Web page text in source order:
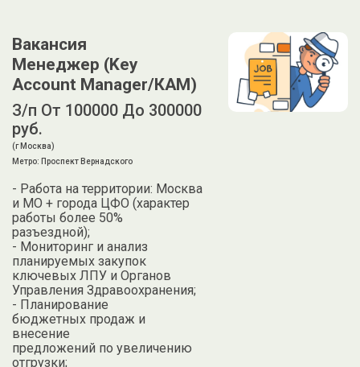
Вакансия
Менеджер (Key
Account Manager/КАМ)
З/п От 100000 До 300000
руб.
(г Москва)
Метро: Проспект Вернадского
- Работа на территории: Москва
и МО + города ЦФО (характер
работы более 50%
разъездной);
- Мониторинг и анализ
планируемых закупок
ключевых ЛПУ и Органов
Управления Здравоохранения;
- Планирование
бюджетных продаж и
внесение
предложений по увеличению
отгрузки;